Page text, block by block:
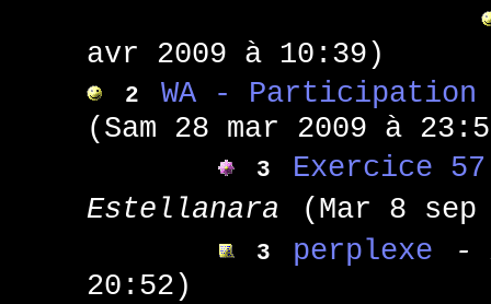
avr 2009 à 10:39)
2
WA - Participation
(Sam 28 mar 2009 à
3
Exercice 57
Estellanara
(Mar 8
3 perplexe
-
20:52)